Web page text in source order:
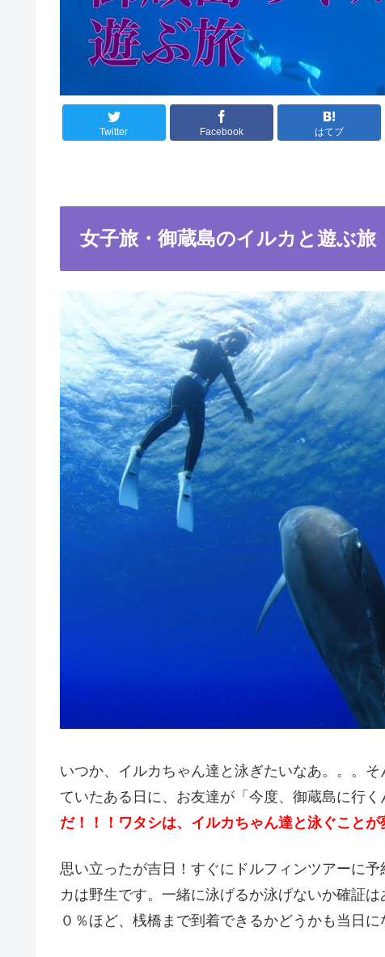
Twitter Facebook はてブ
女子旅・御蔵島のイルカと遊ぶ旅
いつか、イルカちゃん達と泳ぎたいなあ。。。
ていたある日に、お友達が「今度、御蔵島に行
だ！！！ワタシは、イルカちゃん達と泳ぐことが
思い立ったが吉日！すぐにドルフィンツアーに
カは野生です。一緒に泳げるか泳げないか確証
０％ほど、桟橋まで到着できるかどうかも当日に